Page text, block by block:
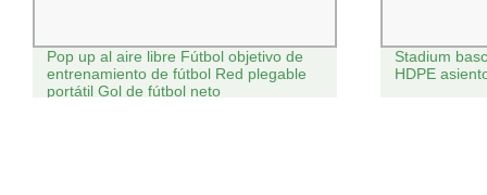
Pop up al aire libre Fútbol objetivo de
entrenamiento de fútbol Red plegable
portátil Gol de fútbol neto
Stadium
HDPE